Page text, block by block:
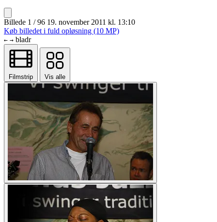
Billede 1 / 96 19. november 2011 kl. 13:10
Køb billedet i fuld opløsning (10 MP)
← → bladr
Filmstrip Vis alle